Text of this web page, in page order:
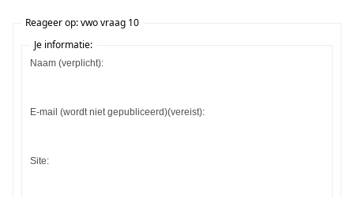
Reageer op: vwo vraag 10
Je informatie:
Naam (verplicht):
E-mail (wordt niet gepubliceerd)(vereist):
Site: